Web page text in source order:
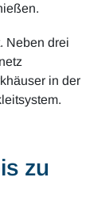
Neben drei
in der
zu